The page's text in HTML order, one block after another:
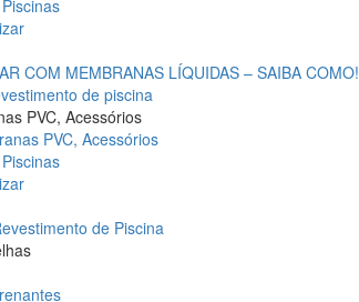
COM MEMBRANAS LÍQUIDAS – SAIBA COMO!
de piscina
PVC, Acessórios
PVC, Acessórios
de Piscina